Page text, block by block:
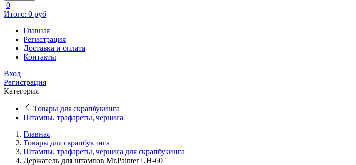
0
Итого: 0 руб
Главная
Регистрация
Доставка и оплата
Контакты
Вход
Регистрация
Категория
Товары для скрапбукинга
Штампы, трафареты, чернила
Главная
Товары для скрапбукинга
Штампы, трафареты, чернила для скрапбукинга
Держатель для штампов Mr.Painter UH-60